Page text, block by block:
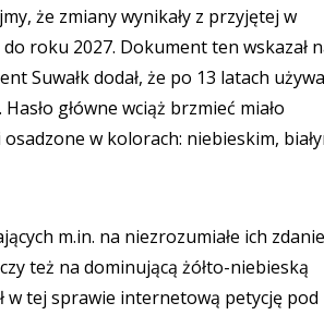
że zmiany wynikały z przyjętej w
roku 2027. Dokument ten wskazał
Suwałk dodał, że po 13 latach
główne wciąż brzmieć miało
osadzone w kolorach: niebieskim,
m.in. na niezrozumiałe ich
też na dominującą żółto-niebieską
w tej sprawie internetową petycję pod